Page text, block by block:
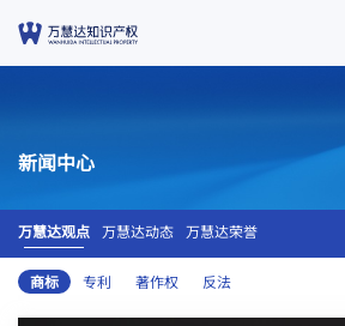
新闻中心
万慧达观点 万慧达动态 万慧达荣誉
商标 专利 著作权 反法